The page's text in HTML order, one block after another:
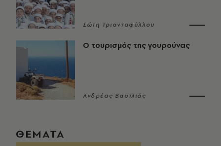
Σώτη Τριανταφύλλου
Ο τουρισμός της γουρούνας
Ανδρέας Βασιλιάς
ΘΕΜΑΤΑ